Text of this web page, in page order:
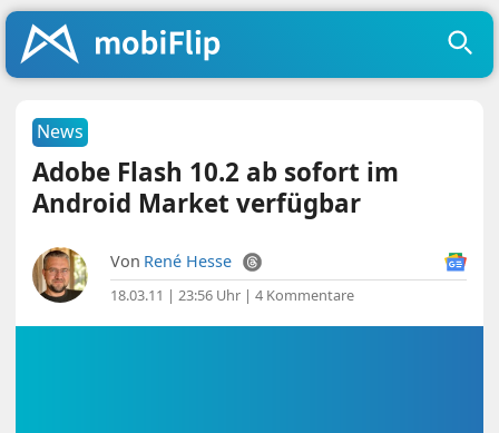
News
Adobe Flash 10.2 ab sofort im
Android Market verfügbar
Von René Hesse
18.03.11 | 23:56 Uhr |4 Kommentare